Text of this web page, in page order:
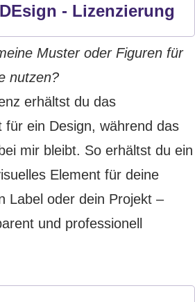
- Lizenzierung
Muster oder Figuren für
nutzen?
erhältst du das
für ein Design, während das
mir bleibt. So erhältst du ein
Element für deine
Label oder dein Projekt –
und professionell